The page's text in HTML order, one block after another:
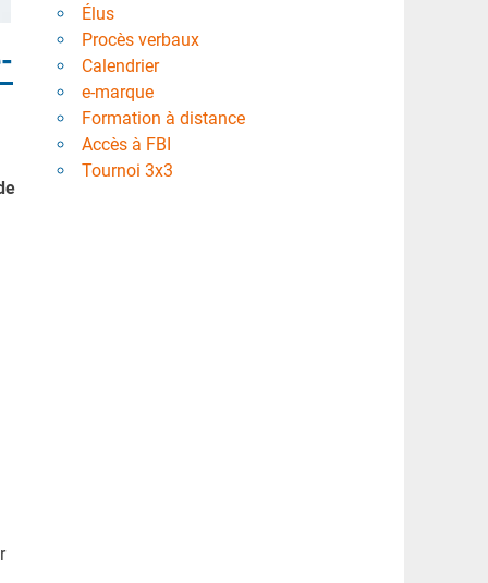
Élus
Procès verbaux
Calendrier
e-marque
Formation à distance
Accès à FBI
Tournoi 3x3